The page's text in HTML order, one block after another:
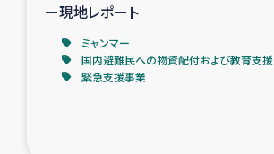
ー現地レポート
ミャンマー
国内避難民への物資配付および教育支援
緊急支援事業